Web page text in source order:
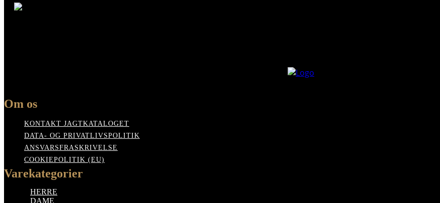
Om os
KONTAKT JAGTKATALOGET
DATA- OG PRIVATLIVSPOLITIK
ANSVARSFRASKRIVELSE
COOKIEPOLITIK (EU)
Varekategorier
HERRE
DAME